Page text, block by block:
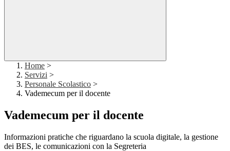
Home >
Servizi >
Personale Scolastico >
Vademecum per il docente
Vademecum per il docente
Informazioni pratiche che riguardano la scuola digitale, la gestione
dei BES, le comunicazioni con la Segreteria